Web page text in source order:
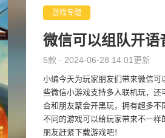
游戏专题
微信可以组队开语
5款 · 2024-06-28 14:01更新
小编今天为玩家朋友们带来微信可
些微信小游戏支持多人联机玩，还
合和朋友聚会开黑玩，拥有超多不
不同的游戏可以给玩家带来不一样
朋友赶紧下载游戏吧！